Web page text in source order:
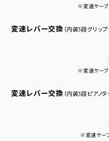
※変速ケーブ
変速レバー交換 （内装3段グリップ
※変速ケーブ
変速レバー交換 （内装3段ピアノタ
※変速ケー